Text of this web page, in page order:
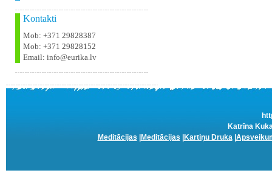
Kontakti
Mob: +371 29828387
Mob: +371 29828152
Email: info@eurika.lv
Katrīna
Meditācijas
Meditācijas Kartiņu Druka|